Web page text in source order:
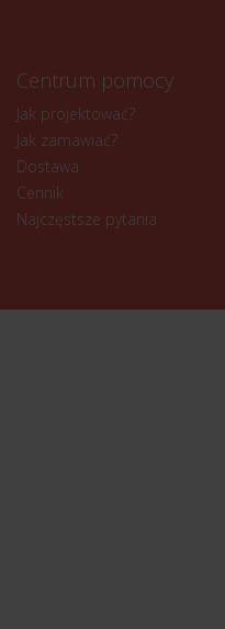
Centrum pomocy
Jak projektować?
Jak zamawiać?
Dostawa
Cennik
Najczęstsze pytania